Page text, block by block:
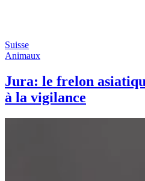
Suisse
Animaux
Jura: le frelon
à la vigilance